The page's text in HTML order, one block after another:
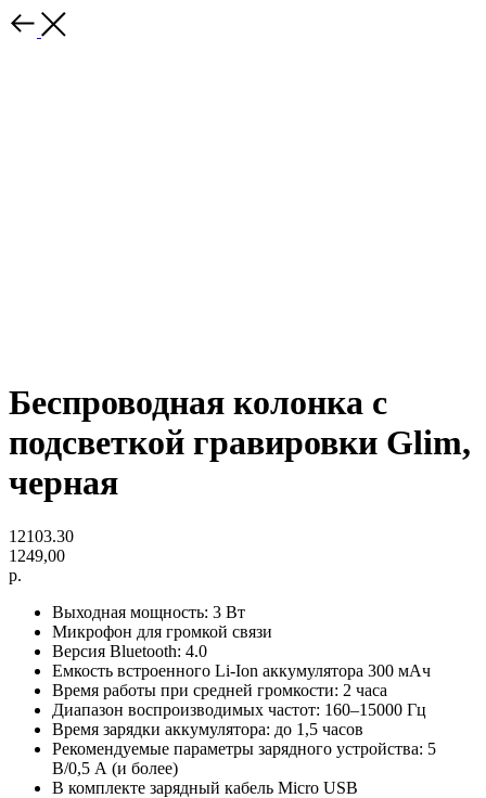
Беспроводная колонка с
подсветкой гравировки Glim,
черная
12103.30
1249,00
р.
Выходная мощность: 3 Вт
Микрофон для громкой связи
Версия Bluetooth: 4.0
Емкость встроенного Li-Ion аккумулятора 300 мАч
Время работы при средней громкости: 2 часа
Диапазон воспроизводимых частот: 160–15000 Гц
Время зарядки аккумулятора: до 1,5 часов
Рекомендуемые параметры зарядного устройства: 5
В/0,5 А (и более)
В комплекте зарядный кабель Micro USB